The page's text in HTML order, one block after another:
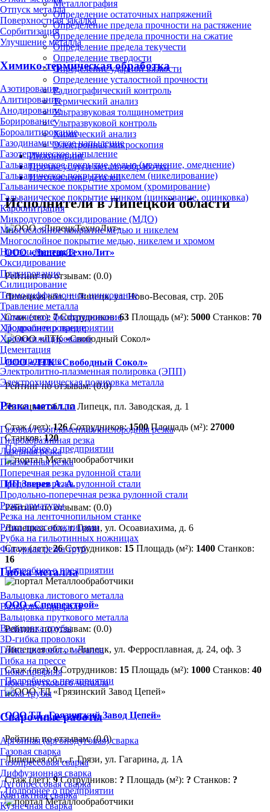
Отпуск металла
Поверхностная закалка
Сорбитизация
Улучшение металла
Химико-термическая обработка
Азотирование
Алитирование
Анодирование
Борирование
Бороалитирование
Газодинамическое напыление
Газотермическое напыление
Гальваническое покрытие медью (меднение, омеднение)
Гальваническое покрытие никелем (никелирование)
Гальваническое покрытие хромом (хромирование)
Гальваническое покрытие цинком (цинкование, оцинковка)
Карбонитрация
Микродуговое оксидирование (МДО)
Многослойное покрытие медью и никелем
Многослойное покрытие медью, никелем и хромом
Нитроцементация
Оксидирование
Плакирование
Силицирование
Термодиффузионное цинкование
Травление металла
Химическое фосфатирование
Хромоалитирование
Хромосилицирование
Цементация
Цианирование
Электролитно-плазменная полировка (ЭПП)
Электрохимическая полировка металла
Резка металла
Газовая/газопламенная/кислородная резка
Гидроабразивная резка
Лазерная резка
Плазменная резка
Поперечная резка рулонной стали
Продольная резка рулонной стали
Продольно-поперечная резка рулонной стали
Резка арматуры
Резка на ленточнопильном станке
Резка пресс-ножницами
Рубка на гильотинных ножницах
Фигурная резка труб
Гибка металла
Вальцовка листового металла
Вальцовка профиля
Вальцовка пруткового металла
Вальцовка трубы
3D-гибка проволоки
Гибка листового металла
Гибка на прессе
Гибка профиля
Гибка пруткового металла
Гибка трубы
Сварочные работы
Аргонная (аргонодуговая) сварка
Газовая сварка
Газопрессовая сварка
Диффузионная сварка
Дугопрессовая сварка
Контактная сварка
Кузнечная сварка
Металлография
Определение остаточных напряжений
Определение предела прочности на растяжение
Определение предела прочности на сжатие
Определение предела текучести
Определение твердости
Определение ударной вязкости
Определение усталостной прочности
Радиографический контроль
Термический анализ
Ультразвуковая толщинометрия
Ультразвуковой контроль
Химический анализ
Электронная микроскопия
Инжиниринг
Прочие услуги металлообработки
Изготовление деталей
Исполнители в Липецкой области
ООО «ЛипецкТехноЛит»
Рейтинг по отзывам: (0.0)
Липецкая обл., г. Липецк, ул. Ново-Весовая, стр. 20Б
Стаж (лет): 7 Сотрудников:63 Площадь (м²): 5000 Станков: 70
Подробнее о предприятии
ООО «ЛТК «Свободный Сокол»
Рейтинг по отзывам:(0.0)
Липецкая обл., г. Липецк, пл. Заводская, д. 1
Стаж (лет):126 Сотрудников:1500 Площадь (м²): 27000
Станков:120
Подробнее о предприятии
ИП Зверев А. А.
Рейтинг по отзывам: (0.0)
Липецкая обл., г. Грязи, ул. Осоавиахима, д. 6
Стаж (лет):26 Сотрудников: 15 Площадь (м²): 1400 Станков:
16
Подробнее о предприятии
ООО «Спецрезстрой»
Рейтинг по отзывам: (0.0)
Липецкая обл., г. Липецк, ул. Ферросплавная, д. 24, оф. 3
Стаж (лет):9 Сотрудников: 15 Площадь (м²): 1000 Станков: 40
Подробнее о предприятии
ООО ТД «Грязинский Завод Цепей»
Рейтинг по отзывам:(0.0)
Липецкая обл., г. Грязи, ул. Гагарина, д. 1А
Стаж (лет):9 Сотрудников: ? Площадь (м²): ? Станков: ?
Подробнее о предприятии